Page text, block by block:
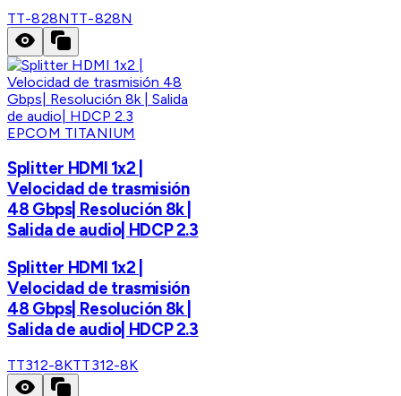
TT-828NTT-828N
EPCOM TITANIUM
Splitter HDMI 1x2 |
Velocidad de trasmisión
48 Gbps| Resolución 8k |
Salida de audio| HDCP 2.3
Splitter HDMI 1x2 |
Velocidad de trasmisión
48 Gbps| Resolución 8k |
Salida de audio| HDCP 2.3
TT312-8KTT312-8K